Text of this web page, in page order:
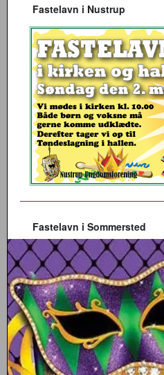
Fastelavn i Nustrup
Fastelavn i Sommersted